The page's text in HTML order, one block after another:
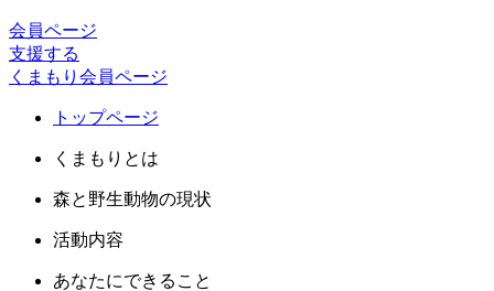
会員ページ
支援する
くまもり会員ページ
トップページ
くまもりとは
森と野生動物の現状
活動内容
あなたにできること